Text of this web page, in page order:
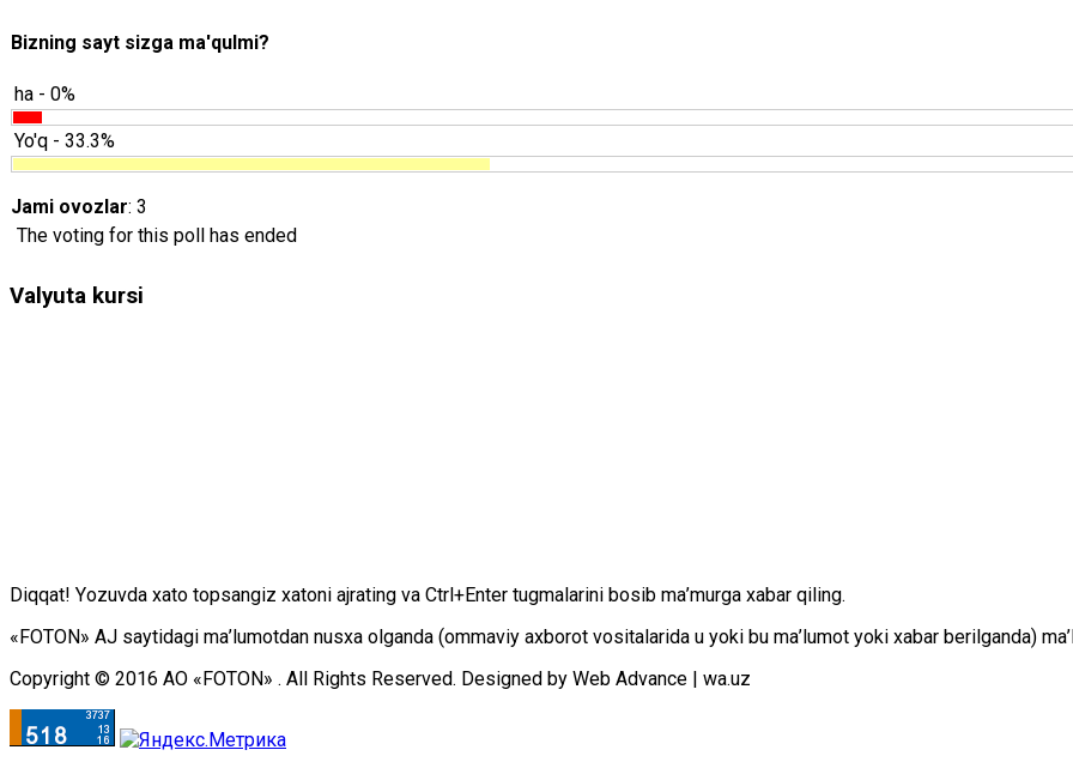
Bizning sayt sizga ma'qulmi?
ha - 0%
Yo'q - 33.3%
Jami ovozlar: 3
The voting for this poll has ended
Valyuta kursi
Diqqаt! Yоzuvdа хаtо tоpsаngiz хаtоni аjrаting vа Ctrl+Enter tugmаlаrini bоsib mа’murgа хаbаr qiling.
«FOTON» АJ sаytidаgi mа’lumоtdаn nusха оlgаndа (оmmаviy ахbоrоt vоsitаlаridа u yoki bu mа’lumоt yoki хаbаr bеrilgаndа)
Copyright © 2016 АО «FOTON» . All Rights Reserved. Designed by Web Advance | wa.uz